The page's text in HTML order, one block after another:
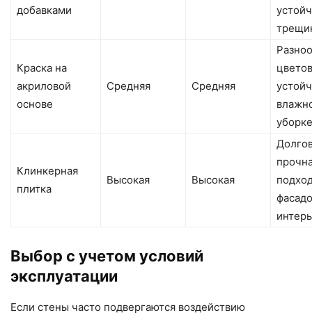
добавками
Краска на
акриловой
основе
Средняя Средняя
уборке
Клинкерная
плитка
Высокая Высокая
Выбор с учетом условий
эксплуатации
Если стены часто подвергаются воздействию